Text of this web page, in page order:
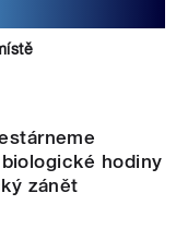
hodiny
zánět